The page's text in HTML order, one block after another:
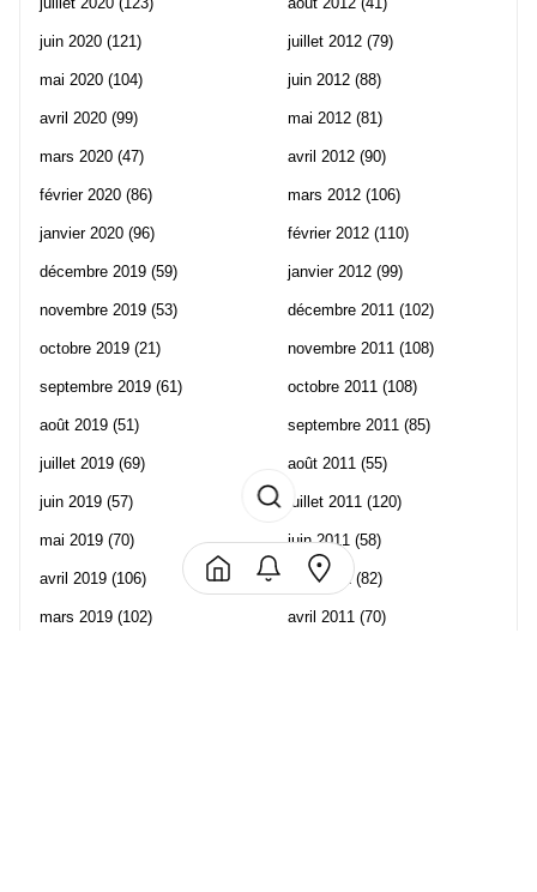
juin 2020 (121)
mai 2020 (104)
avril 2020 (99)
mars 2020 (47)
février 2020 (86)
janvier 2020 (96)
décembre 2019 (59)
novembre 2019 (53)
octobre 2019 (21)
septembre 2019 (61)
août 2019 (51)
juillet 2019 (69)
juin 2019 (57)
mai 2019 (70)
avril 2019 (106)
mars 2019 (102)
juillet 2012 (79)
juin 2012 (88)
mai 2012 (81)
avril 2012 (90)
mars 2012 (106)
février 2012 (110)
janvier 2012 (99)
décembre 2011 (102)
novembre 2011 (108)
octobre 2011 (108)
septembre 2011 (85)
août 2011 (55)
juillet 2011 (120)
juin 2011 (58)
mai 2011(82)
avril 2011 (70)